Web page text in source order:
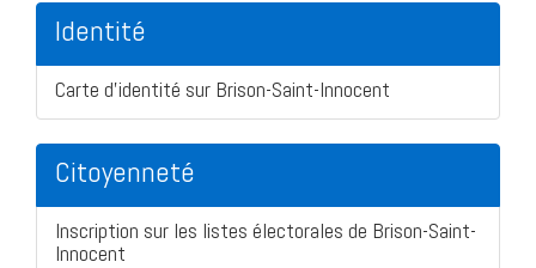
Identité
Carte d'identité sur Brison-Saint-Innocent
Citoyenneté
Inscription sur les listes électorales de Brison-Saint-
Innocent